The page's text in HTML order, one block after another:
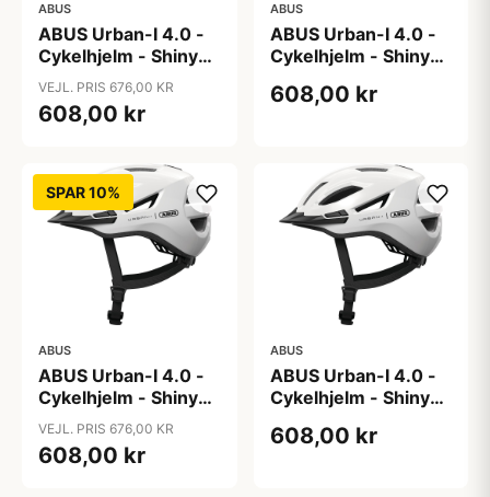
ABUS
ABUS Urban-I 4.0 -
Cykelhjelm - Shiny
White - L
VEJL. PRIS 676,00 KR
608,00 kr
ABUS
ABUS Urban-I 4.0 -
Cykelhjelm - Shiny
608,00 kr
SPAR 10%
ABUS
ABUS Urban-I 4.0 -
Cykelhjelm - Shiny
White - S
VEJL. PRIS 676,00 KR
608,00 kr
ABUS
ABUS Urban-I 4.0 -
Cykelhjelm - Shiny
608,00 kr